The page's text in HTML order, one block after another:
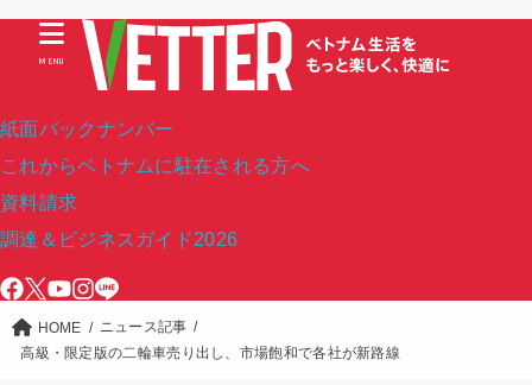
紙面バックナンバー
これからベトナムに駐在される方へ
資料請求
調達＆ビジネスガイド2026
MENU
HOME
ニュース記事
高級・限定版の二輪車売り出し、市場飽和で各社が新路線